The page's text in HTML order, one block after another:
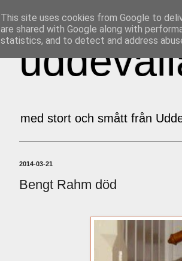
med stort och smått från
2014-03-21
Bengt Rahm död
This site uses cookies from Google to
are shared with Google along with
statistics, and to detect and address